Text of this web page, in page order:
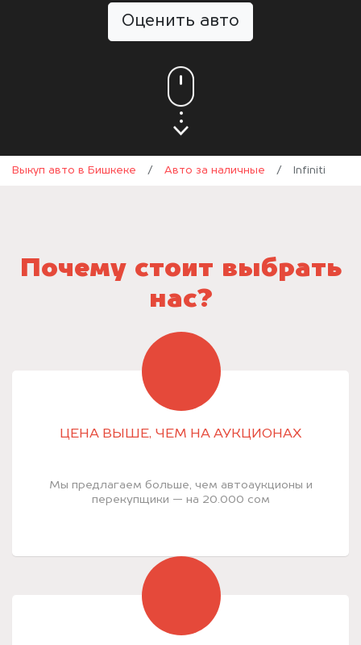
Оценить авто
Выкуп авто в Бишкеке / Авто за наличные / Infiniti
Почему стоит выбрать
нас?
ЦЕНА ВЫШЕ, ЧЕМ НА АУКЦИОНАХ
Мы предлагаем больше, чем автоаукционы и
перекупщики — на 20.000 сом